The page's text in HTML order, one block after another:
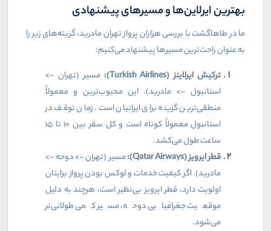
بهترین ایرلاین‌ها و مسیرهای پیشنهادی
ما در طاهاگشت با بررسی هزاران پرواز تهران مادرید، گزینه‌های زیر را
به عنوان راحت‌ترین مسیرها پیشنهاد می‌کنیم:
ترکیش ایرلاینز (Turkish Airlines
): مسیر (تهران ->
استانبول -> مادرید). این محبوب‌ترین و معمولاً
منطقی‌ترین گزینه برای ایرانیان است. زمان توقف در
استانبول معمولاً کوتاه است و کل سفر بین ۱۰ تا ۱۵
ساعت طول می‌کشد.
قطر ایرویز (Qatar Airways
):مسیر (تهران -> دوحه ->
مادرید). اگر کیفیت خدمات و لوکس بودن پرواز برایتان
اولویت دارد، قطر ایرویز بی‌نظیر است، هرچند به دلیل
موقعیت جغرافیایی دوحه، مسیر کمی طولانی‌تر
می‌شود.